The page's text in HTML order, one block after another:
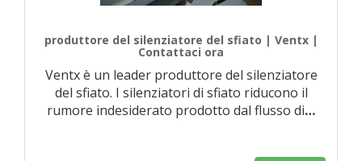
produttore del silenziatore del sfiato | Ventx |
Contattaci ora
Ventx è un leader produttore del silenziatore
del sfiato. I silenziatori di sfiato riducono il
rumore indesiderato prodotto dal flusso di…